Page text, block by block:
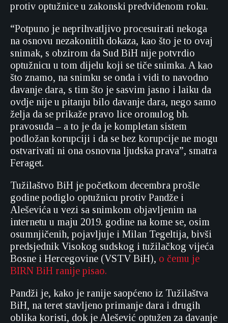
protiv optužnice u zakonski predviđenom roku.
“Potpuno je neprihvatljivo procesuirati nekoga
na osnovu nezakonitih dokaza, kao što je to ovaj
snimak, s obzirom da Sud BiH nije potvrdio
optužnicu u tom dijelu koji se tiče snimka. A kao
što znamo, na snimku se onda i vidi to navodno
davanje dara, s tim što je sasvim jasno i laiku da
ovdje nije u pitanju bilo davanje dara, nego samo
želja da se prikaže pravo lice oronulog bh.
pravosuđa – a to je da je kompletan sistem
podložan korupciji i da se bez korupcije ne mogu
ostvarivati ni ona osnovna ljudska prava”, smatra
Feraget.
Tužilaštvo BiH je početkom decembra prošle
godine podiglo optužnicu protiv Pandže i
Aleševića u vezi sa snimkom objavljenim na
internetu u maju 2019. godine na kome se, osim
osumnjičenih, pojavljuje i Milan Tegeltija, bivši
predsjednik Visokog sudskog i tužilačkog vijeća
Bosne i Hercegovine (VSTV BiH), o čemu je
BIRN BiH ranije pisao.
Pandži je, kako je ranije saopćeno iz Tužilaštva
BiH, na teret stavljeno primanje dara i drugih
oblika koristi, dok je Alešević optužen za davanje